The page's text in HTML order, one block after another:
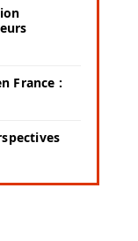
France :